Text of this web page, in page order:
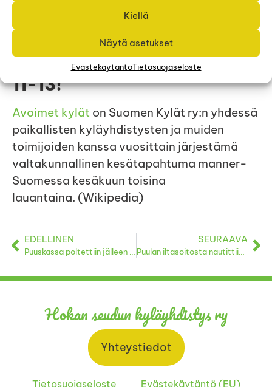
Kiellä
Näytä asetukset
EvästekäytäntöTietosuojaseloste
Tervetuloa Hokan kylätorille
viettämään Avoimet kylät -
päivää lauantaina 14.6. klo
11-13!
Avoimet kylät on Suomen Kylät ry:n yhdessä
paikallisten kyläyhdistysten ja muiden
toimijoiden kanssa vuosittain järjestämä
valtakunnallinen kesätapahtuma manner-
Suomessa kesäkuun toisina
lauantaina. (Wikipedia)
EDELLINEN
Puuskassa poltettiin jälleen pääsiäiskokko
SEURAAVA
Puulan iltasoitosta nautittiin lämpimässä ja kauniissa kesäillassa
Hokan seudun kyläyhdistys ry
Yhteystiedot
Tietosuojaseloste Evästekäytäntö (EU)